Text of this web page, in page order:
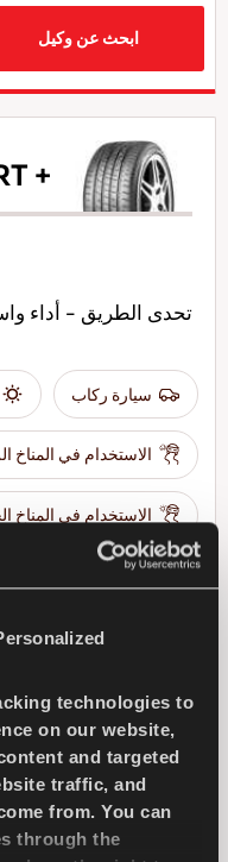
technologies to
on our website,
and targeted
traffic, and
from. You can
through the
ابحث عن وكيل
+
تحدى الطريق - أداء
سيارة ركاب
الاستخدام في المناخ
الاستخدام في المناخ
الكبح في المناخ الجاف
3